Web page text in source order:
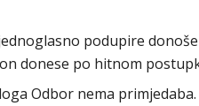
podupire
donese po hitnom
Odbor nema